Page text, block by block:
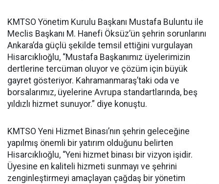
KMTSO Yönetim Kurulu Başkanı Mustafa Buluntu ile
Meclis Başkanı M. Hanefi Öksüz’ün şehrin sorunlarını
Ankara’da güçlü şekilde temsil ettiğini vurgulayan
Hisarcıklıoğlu, “Mustafa Başkanımız üyelerimizin
dertlerine tercüman oluyor ve çözüm için büyük
gayret gösteriyor. Kahramanmaraş’taki oda ve
borsalarımız, üyelerine Avrupa standartlarında, beş
yıldızlı hizmet sunuyor.” diye konuştu.
KMTSO Yeni Hizmet Binası’nın şehrin geleceğine
yapılmış önemli bir yatırım olduğunu belirten
Hisarcıklıoğlu, “Yeni hizmet binası bir vizyon işidir.
Üyesine en kaliteli hizmeti sunmayı ve şehrini
zenginleştirmeyi amaçlayan çağdaş bir yönetim